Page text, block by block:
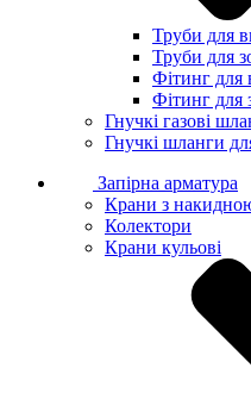
Труби для
Труби для
Фітинг для
Фітинг для
Гнучкі газові
Гнучкі шланги
Запірна арматура
Крани з
Колектори
Крани кульові